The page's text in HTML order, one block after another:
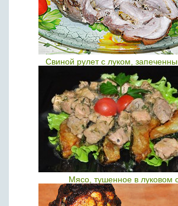
Свиной рулет с луком,
Мясо, тушенное в луковом